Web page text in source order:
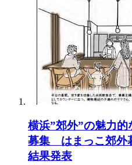
横浜”郊外”の魅力
募集 はまっこ郊外
結果発表